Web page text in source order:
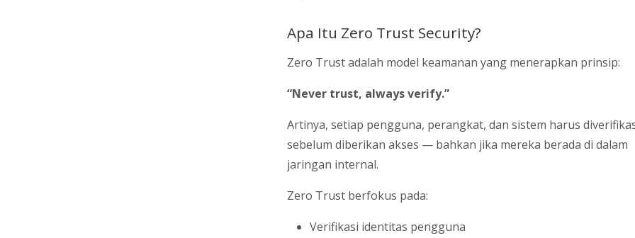
Apa Itu Zero Trust Security?
Zero Trust adalah model keamanan yang menerapkan prinsip:
“Never trust, always verify.”
Artinya, setiap pengguna, perangkat, dan sistem harus
sebelum diberikan akses — bahkan jika mereka berada di dalam
jaringan internal.
Zero Trust berfokus pada:
Verifikasi identitas pengguna